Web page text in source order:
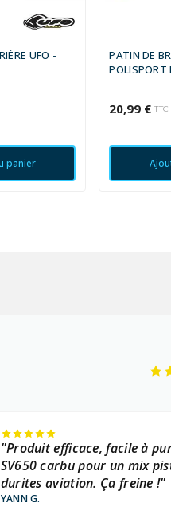
UFO -
panier
PATIN DE
POLISPORT
20,99 € TTC
"Produit efficace, facile à
SV650 carbu pour un mix
durites aviation. Ça freine !"
YANN G.